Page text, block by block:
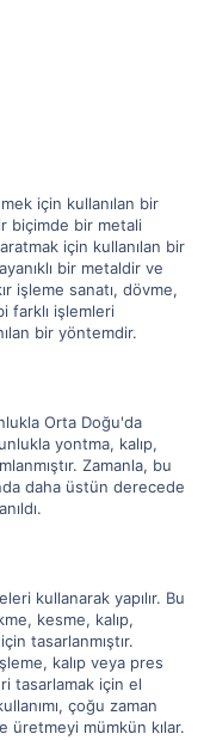
için kullanılan bir
biçimde bir metali
için kullanılan bir
bir metaldir ve
işleme sanatı, dövme,
farklı işlemleri
bir yöntemdir.
Orta Doğu'da
yontma, kalıp,
Zamanla, bu
daha üstün derecede
kullanarak yapılır. Bu
kesme, kalıp,
tasarlanmıştır.
kalıp veya pres
tasarlamak için el
çoğu zaman
üretmeyi mümkün kılar.